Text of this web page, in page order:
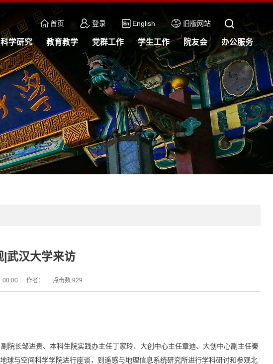
首页 登录 English 旧版网站
科学研究 教育教学 党群工作 学生工作 院友会 办公服务
|武汉大学来访
00:00 作者： 点击数:929
院长邹进贵、本科生院实践办主任丁家玲、大创中心主任章迪、大创中心副主任秦
球与空间科学学院进行座谈，到遥感与地理信息系统研究所进行学科研讨和参观北